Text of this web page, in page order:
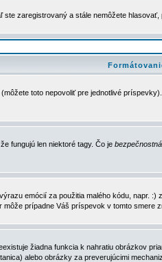
zaregistrovaný a stále nemôžete
toto nepovoliť pre jednotlivé
fungujú len niektoré tagy. Čo je bezpečnostná
emócií za použitia malého kódu,
prípadne Váš príspevok v tomto smere
žiadna funkcia k nahratiu obrázkov
alebo obrázky za preverujúcimi